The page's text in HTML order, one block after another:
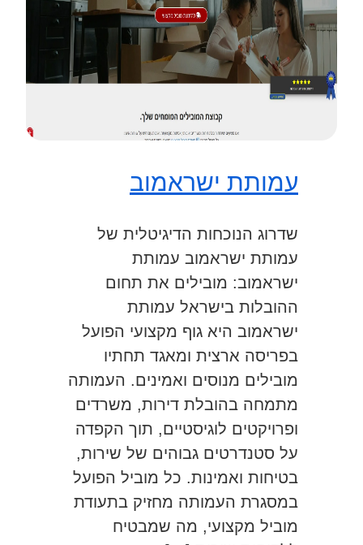
עמותת ישראמוב
שדרוג הנוכחות הדיגיטלית של
עמותת ישראמוב עמותת
ישראמוב: מובילים את תחום
ההובלות בישראל עמותת
ישראמוב היא גוף מקצועי הפועל
בפריסה ארצית ומאגד תחתיו
מובילים מנוסים ואמינים. העמותה
מתמחה בהובלת דירות, משרדים
ופרויקטים לוגיסטיים, תוך הקפדה
על סטנדרטים גבוהים של שירות,
בטיחות ואמינות. כל מוביל הפועל
במסגרת העמותה מחזיק בתעודת
מוביל מקצועי, מה שמבטיח